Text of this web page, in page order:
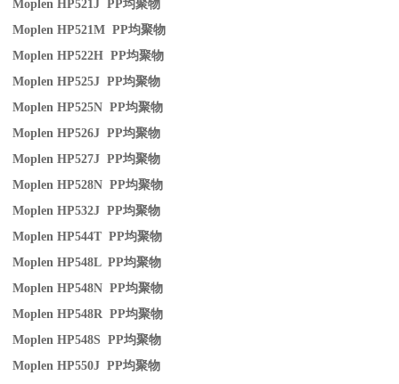
Moplen HP521J PP均聚物
Moplen HP521M PP均聚物
Moplen HP522H PP均聚物
Moplen HP525J PP均聚物
Moplen HP525N PP均聚物
Moplen HP526J PP均聚物
Moplen HP527J PP均聚物
Moplen HP528N PP均聚物
Moplen HP532J PP均聚物
Moplen HP544T PP均聚物
Moplen HP548L PP均聚物
Moplen HP548N PP均聚物
Moplen HP548R PP均聚物
Moplen HP548S PP均聚物
Moplen HP550J PP均聚物